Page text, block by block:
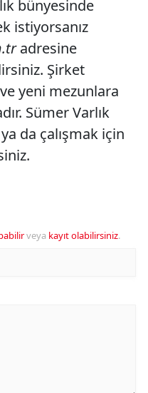
bünyesinde
istiyorsanız
adresine
Şirket
yeni mezunlara
Sümer Varlık
da çalışmak için
veya kayıt olabilirsiniz.